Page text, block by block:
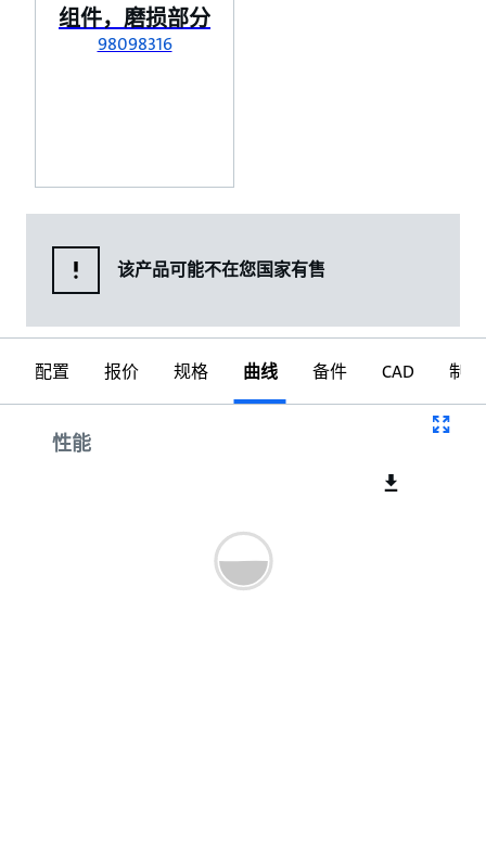
组件，磨损部分
98098316
该产品可能不在您国家有售
配置 报价 规格 曲线 备件 CAD 制图
性能